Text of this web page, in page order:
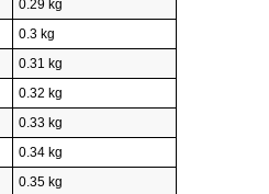
0.29 kg
0.3 kg
0.31 kg
0.32 kg
0.33 kg
0.34 kg
0.35 kg